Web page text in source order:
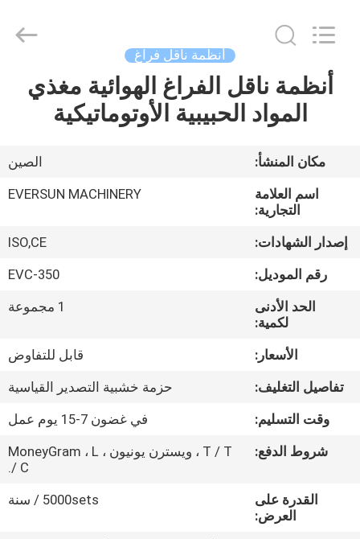
مسكن
عرض
الافتراضي
معلومات
جولة
في
المعمل
الجودة
Reserved.
أنظمة ناقل فراغ
أنظمة ناقل الفراغ الهوائية مغذي
المواد الحبيبية الأوتوماتيكية
مكان المنشأ:
الصين
اسم العلامة
التجارية:
EVERSUN MACHINERY
إصدار الشهادات:
ISO,CE
رقم الموديل:
EVC-350
الحد الأدنى
لكمية:
1 مجموعة
الأسعار:
قابل للتفاوض
تفاصيل التغليف:
حزمة خشبية التصدير القياسية
وقت التسليم:
في غضون 7-15 يوم عمل
شروط الدفع:
T / T ، ويسترن يونيون ، MoneyGram ، L
/ C.
القدرة على
العرض:
5000sets / سنة